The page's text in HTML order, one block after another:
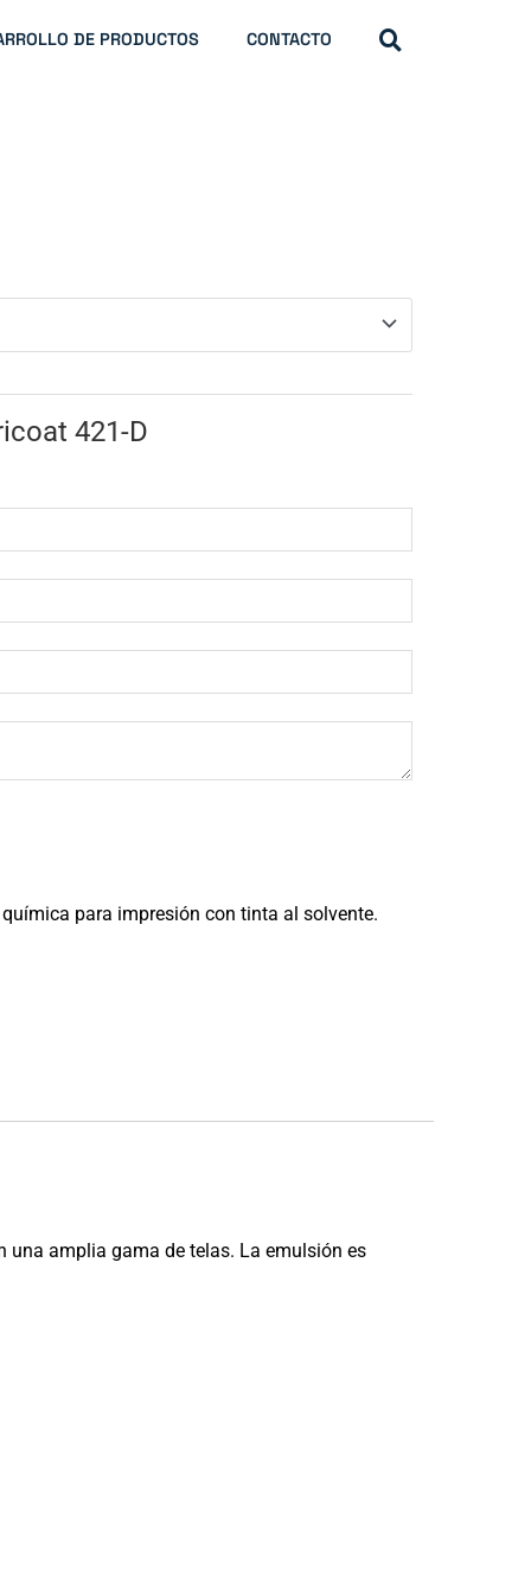
DE PRODUCTOS CONTACTO
421-D
para impresión con tinta al solvente.
una amplia gama de telas. La emulsión es